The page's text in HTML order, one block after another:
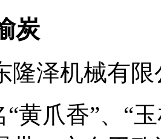
炭
隆泽机械有限
黄爪香”、“